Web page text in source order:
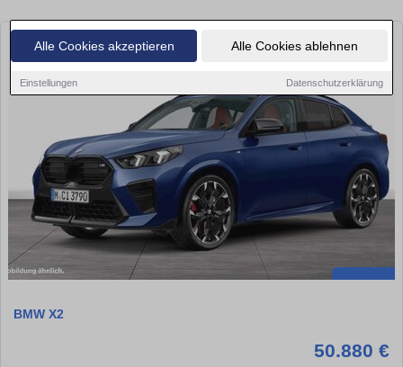
Alle Cookies akzeptieren Alle Cookies ablehnen
Einstellungen Datenschutzerklärung
BMW X2
50.880 €